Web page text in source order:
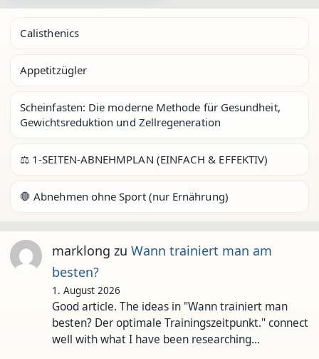
Calisthenics
Appetitzügler
Scheinfasten: Die moderne Methode für Gesundheit,
Gewichtsreduktion und Zellregeneration
⚖️ 1-SEITEN-ABNEHMPLAN (EINFACH & EFFEKTIV)
🛑 Abnehmen ohne Sport (nur Ernährung)
marklong zu Wann trainiert man am
besten?
1. August 2026
Good article. The ideas in "Wann trainiert man
besten? Der optimale Trainingszeitpunkt." connect
well with what I have been researching…